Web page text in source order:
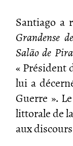
Santiago
Grandense
Salão de
« Président
lui a
Guerre ».
littorale de
aux